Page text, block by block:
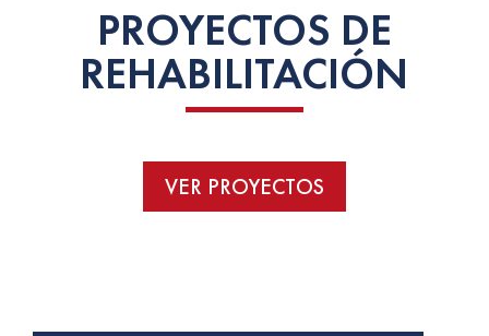
PROYECTOS DE
REHABILITACIÓN
VER PROYECTOS